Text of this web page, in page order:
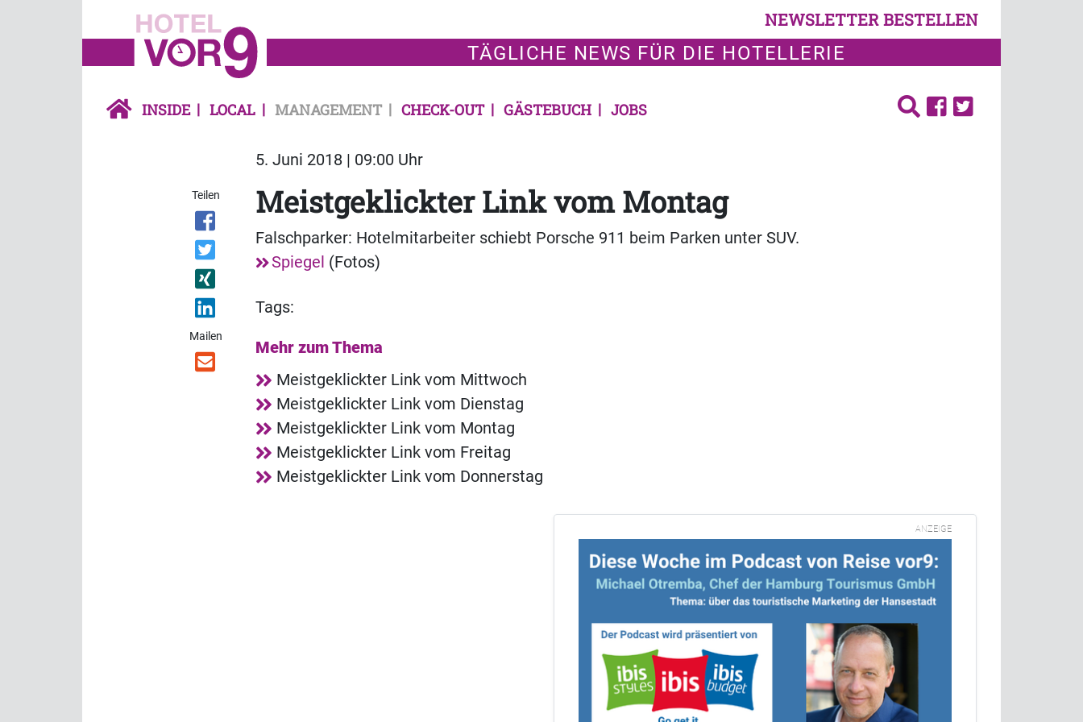
NEWSLETTER BESTELLEN
TÄGLICHE NEWS FÜR DIE HOTELLERIE
INSIDE LOCAL MANAGEMENT CHECK-OUT GÄSTEBUCH JOBS
5. Juni 2018 | 09:00 Uhr
Teilen
Mailen
Meistgeklickter Link vom Montag
Falschparker: Hotelmitarbeiter schiebt Porsche 911 beim Parken unter SUV.
Spiegel (Fotos)
Tags:
Mehr zum Thema
Meistgeklickter Link vom Mittwoch
Meistgeklickter Link vom Dienstag
Meistgeklickter Link vom Montag
Meistgeklickter Link vom Freitag
Meistgeklickter Link vom Donnerstag
ANZEIGE